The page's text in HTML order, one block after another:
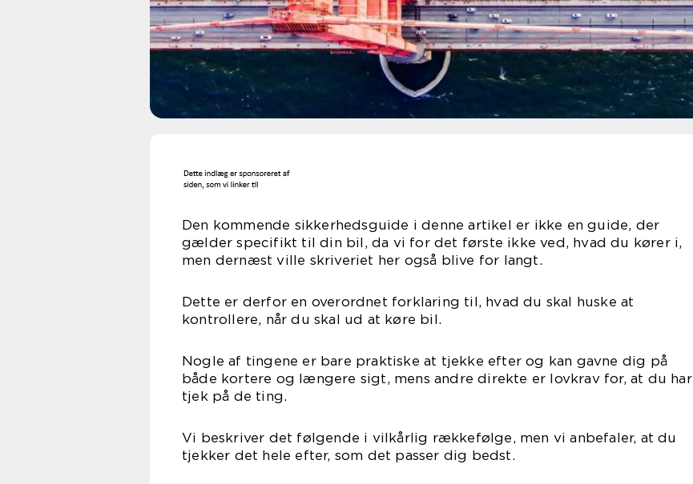
Den kommende sikkerhedsguide i denne artikel er ikke en guide, der
gælder specifikt til din bil, da vi for det første ikke ved, hvad du kører i,
men dernæst ville skriveriet her også blive for langt.
Dette er derfor en overordnet forklaring til, hvad du skal huske at
kontrollere, når du skal ud at køre bil.
Nogle af tingene er bare praktiske at tjekke efter og kan gavne dig på
både kortere og længere sigt, mens andre direkte er lovkrav for, at du har
tjek på de ting.
Vi beskriver det følgende i vilkårlig rækkefølge, men vi anbefaler, at du
tjekker det hele efter, som det passer dig bedst.